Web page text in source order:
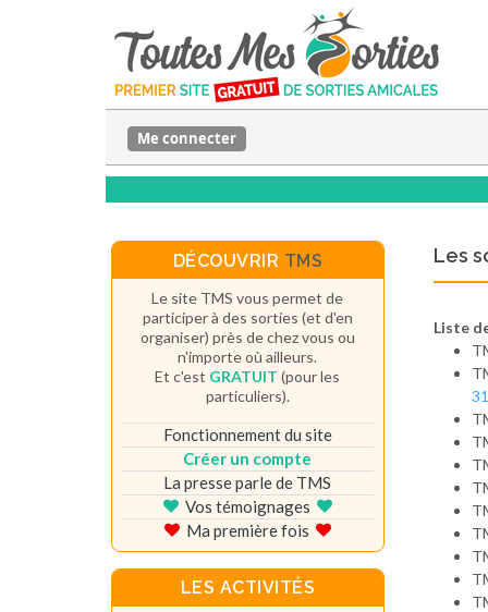
Me connecter
Les
Liste
DÉCOUVRIR TMS
Le site TMS vous permet de
participer à des sorties (et d'en
organiser) près de chez vous ou
n'importe où ailleurs.
Et c'est GRATUIT (pour les
particuliers).
Fonctionnement du site
Créer un compte
La presse parle de TMS
Vos témoignages
Ma première fois
LES ACTIVITÉS